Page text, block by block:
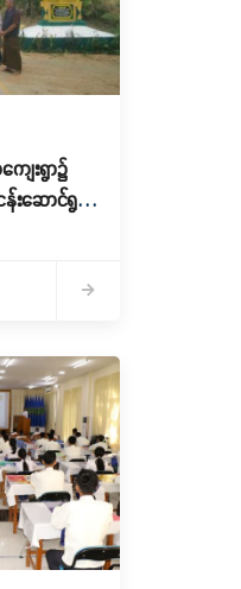
ေးရွာ၌
န်းဆောင်ရွက်